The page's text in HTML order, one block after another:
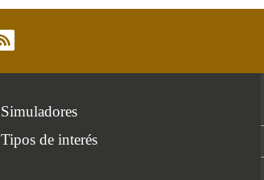
rss
Simuladores
Tipos de interés